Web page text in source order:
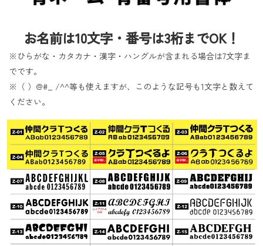
お名前は10文字・番号は3桁までOK！
※ひらがな・カタカナ・漢字・ハングルが含まれる場合は7文字ま
でです。
※（ ）@#_ /^^等も使えますが、このような記号も1文字と数えて
ください。